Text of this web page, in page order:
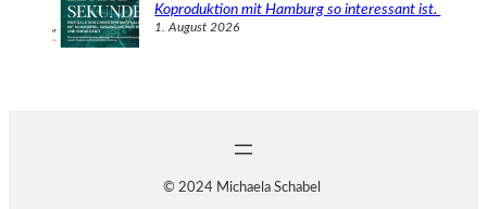
Koproduktion mit Hamburg so interessant ist.
1. August 2026
© 2024 Michaela Schabel